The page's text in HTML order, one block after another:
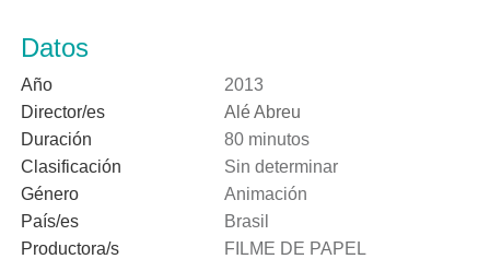
Datos
Año
2013
Director/es
Alé Abreu
Duración
80 minutos
Clasificación
Sin determinar
Género
Animación
País/es
Brasil
Productora/s
FILME DE PAPEL